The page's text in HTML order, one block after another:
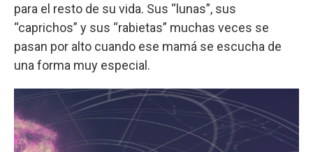
para el resto de su vida. Sus “lunas”, sus
“caprichos” y sus “rabietas” muchas veces se
pasan por alto cuando ese mamá se escucha de
una forma muy especial.